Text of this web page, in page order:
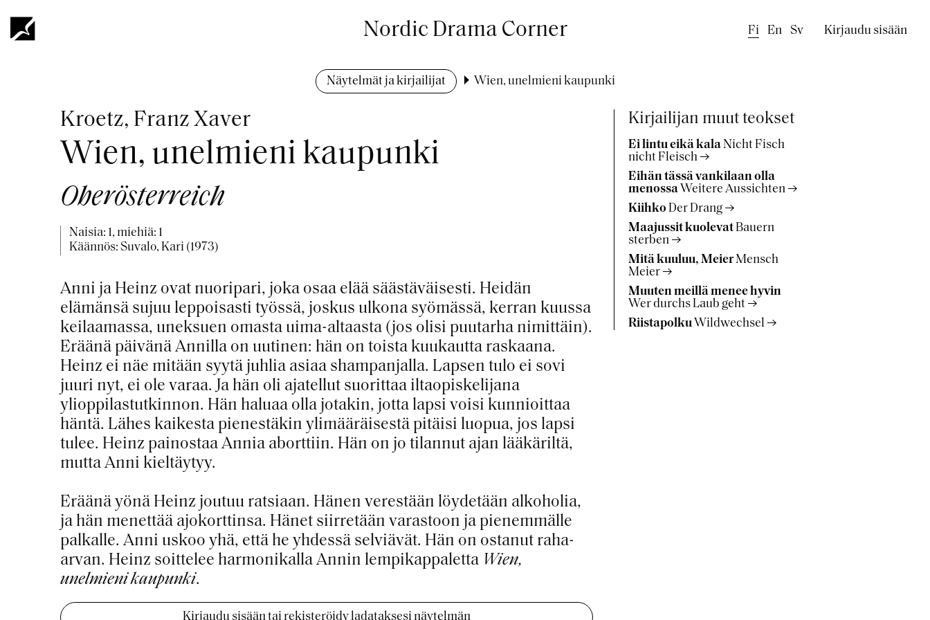
pääsisältöön
Nordic Drama Corner Fi En Sv Kirjaudu sisään
Näytelmät ja kirjailijat Wien, unelmieni kaupunki
Kroetz, Franz Xaver
Wien, unelmieni kaupunki
Oberösterreich
Naisia: 1, miehiä: 1
Käännös: Suvalo, Kari (1973)
Anni ja Heinz ovat nuoripari, joka osaa elää säästäväisesti. Heidän
elämänsä sujuu leppoisasti työssä, joskus ulkona syömässä, kerran kuussa
keilaamassa, uneksuen omasta uima-altaasta (jos olisi puutarha nimittäin).
Eräänä päivänä Annilla on uutinen: hän on toista kuukautta raskaana.
Heinz ei näe mitään syytä juhlia asiaa shampanjalla. Lapsen tulo ei sovi
juuri nyt, ei ole varaa. Ja hän oli ajatellut suorittaa iltaopiskelijana
ylioppilastutkinnon. Hän haluaa olla jotakin, jotta lapsi voisi kunnioittaa
häntä. Lähes kaikesta pienestäkin ylimääräisestä pitäisi luopua, jos lapsi
tulee. Heinz painostaa Annia aborttiin. Hän on jo tilannut ajan lääkäriltä,
mutta Anni kieltäytyy.
Eräänä yönä Heinz joutuu ratsiaan. Hänen verestään löydetään alkoholia,
ja hän menettää ajokorttinsa. Hänet siirretään varastoon ja pienemmälle
palkalle. Anni uskoo yhä, että he yhdessä selviävät. Hän on ostanut raha-
arvan. Heinz soittelee harmonikalla Annin lempikappaletta Wien,
unelmieni kaupunki.
Kirjaudu sisään tai rekisteröidy ladataksesi näytelmän
Kirjailijan muut teokset
Ei lintu eikä kalaNicht Fisch
nicht Fleisch
Eihän tässä vankilaan olla
menossa Weitere Aussichten
Kiihko Der Drang
Maajussit kuolevat Bauern
sterben
Mitä kuuluu, MeierMensch
Meier
Muuten meillä menee hyvin
Wer durchs Laub geht
Riistapolku Wildwechsel